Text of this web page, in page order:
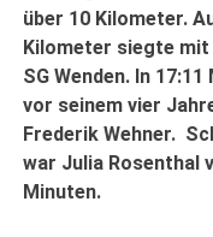
über 10 Kilometer.
Kilometer siegte mit
SG Wenden. In
vor seinem vier
Frederik Wehner.
war Julia Rosenthal
Minuten.